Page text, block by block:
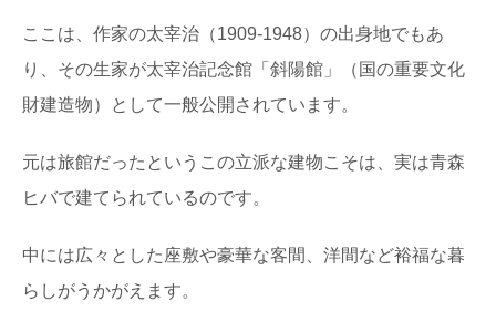
ここは、作家の太宰治（1909-1948）の出身地でもあ
り、その生家が太宰治記念館「斜陽館」（国の重要文化
財建造物）として一般公開されています。
元は旅館だったというこの立派な建物こそは、実は青森
ヒバで建てられているのです。
中には広々とした座敷や豪華な客間、洋間など裕福な暮
らしがうかがえます。